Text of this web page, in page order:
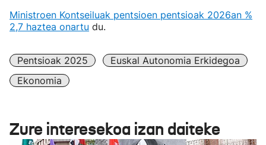
Ministroen Kontseiluak pentsioen pentsioak 2026an %
2,7 haztea onartu du.
Pentsioak 2025
Euskal Autonomia Erkidegoa
Ekonomia
Zure interesekoa izan daiteke